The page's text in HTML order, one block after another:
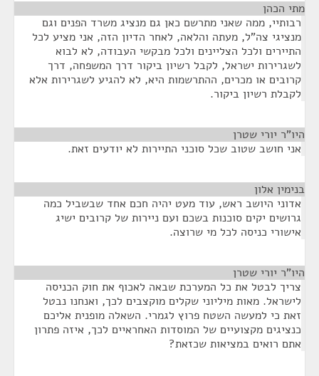
מתי הכהן
רבותיי, ממה שאני מתרשם כאן גם מנציג משרד הפנים וגם
מנציגי צה"ל, מעתה והלאה, לאחר הדיון הזה, אני מציע לכל
התיירים ולכל הצליינים ולכל מבקשי העבודה, לא לבוא
לשגרירות ישראל, לקבל רשיון ביקור דרך המשפחה, דרך
קרובים או מכרים, ההתרשמות היא, לא להגיע לשגרירות אלא
לקבלת רשיון ביקור.
היו"ר יורי שטרן
אני חושב שטוב שכל סוכני התיירות לא יודעים זאת.
בנימין אלון
אדוני היושב ראש, עוד מעט יהיה חכם אחד שבשביל כמה
גרושים יקים סוכנות בשכם ועם ניירות של קרובים ישיג
אישורי כניסה לכל מי שרוצה.
היו"ר יורי שטרן
צריך לבטל את כל המערכת שבאה לאכוף את חוק הכניסה
לישראל. מאות מיליוני שקלים מוקצבים לכך, ואנחנו נבטל
זאת כי למעשה השטח פרוץ לגמרי. השאלה מופנית אליכם
כנציגים מקצועיים של המוסדות האחראיים לכך, איזה פתרון
אתם רואים במציאות שכזאת?